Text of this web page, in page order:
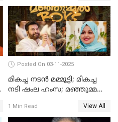
Posted On 03-11-2025
മികച്ച നടൻ മമ്മൂട്ടി; മികച്ച
നടി ഷംല ഹംസ; മഞ്ഞുമ്മൽ
1 Min Read View All